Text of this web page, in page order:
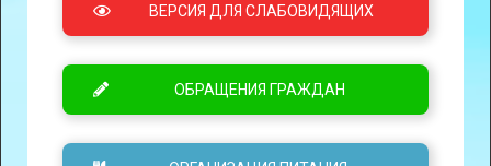
ВЕРСИЯ ДЛЯ СЛАБОВИДЯЩИХ
ОБРАЩЕНИЯ ГРАЖДАН